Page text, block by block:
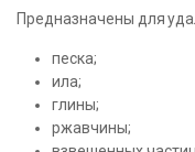
Предназначены для
песка;
ила;
глины;
ржавчины;